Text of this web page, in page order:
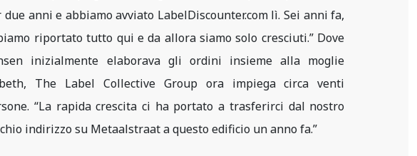
due anni e abbiamo avviato LabelDiscounter.com lì. Sei anni fa,
riportato tutto qui e da allora siamo solo cresciuti.” Dove
inizialmente elaborava gli ordini insieme alla moglie
The Label Collective Group ora impiega circa venti
“La rapida crescita ci ha portato a trasferirci dal nostro
indirizzo su Metaalstraat a questo edificio un anno fa.”